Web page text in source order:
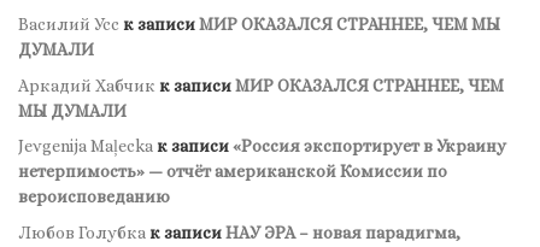
Василий Усс к записиМИР ОКАЗАЛСЯ СТРАННЕЕ, ЧЕМ МЫ
ДУМАЛИ
Аркадий Хабчик к записиМИР ОКАЗАЛСЯ СТРАННЕЕ, ЧЕМ
МЫ ДУМАЛИ
Jevgenija Maļeckaк записи«Россия экспортирует в Украину
нетерпимость» — отчёт американской Комиссии по
вероисповеданию
Любов Голубка к записиНАУ ЭРА – новая парадигма,